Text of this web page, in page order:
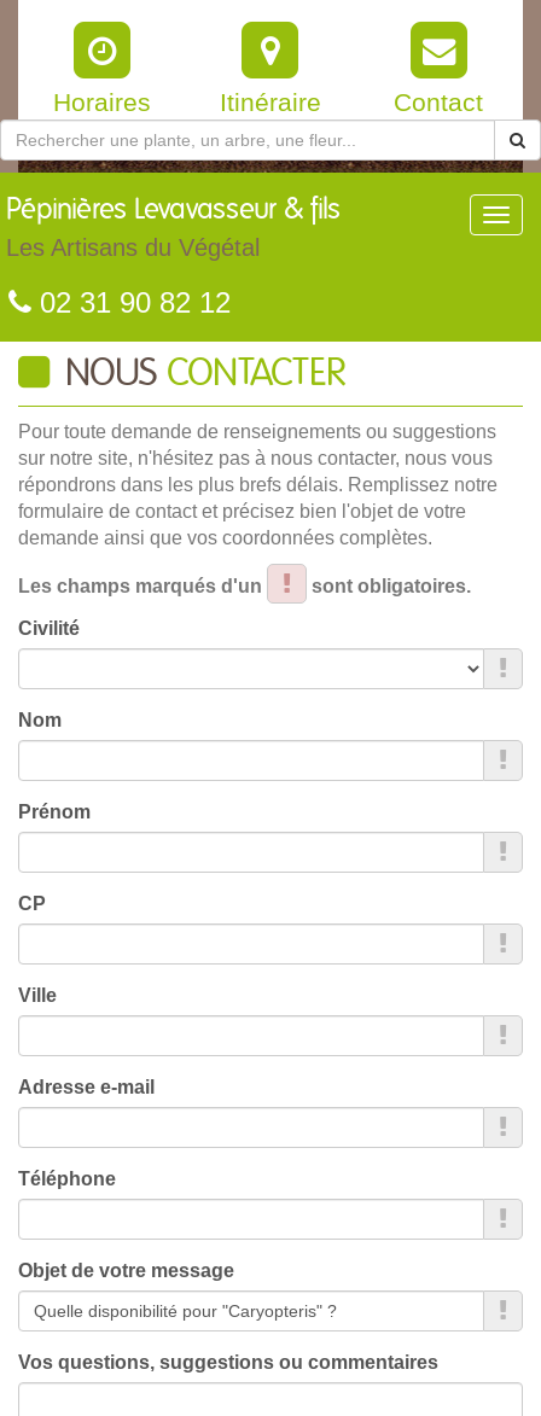
Horaires Itinéraire Contact
Pépinières Levavasseur & fils
Les Artisans du Végétal
02 31 90 82 12
NOUS CONTACTER
Pour toute demande de renseignements ou suggestions
sur notre site, n'hésitez pas à nous contacter, nous vous
répondrons dans les plus brefs délais. Remplissez notre
formulaire de contact et précisez bien l'objet de votre
demande ainsi que vos coordonnées complètes.
Les champs marqués d'un sont obligatoires.
Civilité
Nom
Prénom
CP
Ville
Adresse e-mail
Téléphone
Objet de votre message
Vos questions, suggestions ou commentaires